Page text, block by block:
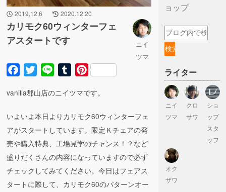
2019,12,6 2020.12.20
カリモク60ウィンターフェ
アスタートです
ニイ
ツマ
Facebook
Twitter Line TumblrPinterest
vanilla郡山店のニイツマです。
いよいよ本日よりカリモク60ウィンターフェ
アがスタートしています。限定Ｋチェアの発
売や購入特典、工場見学のチャンス！？など
盛りだくさんの内容になっていますので必ず
チェックしてみてください。今日はフェアス
タートに際して、カリモク60のパターンオー
ョップ
ライター
ニイ
ツマ
クロ
サワ
ショ
ップ
スタ
ッフ
オク
ザワ